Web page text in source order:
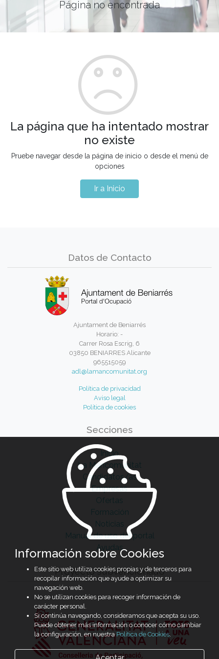
Página no encontrada
La página que ha intentado mostrar
no existe
Pruebe navegar desde la página de inicio o desde el menú de
opciones
Ir a Inicio
Datos de Contacto
Ajuntament de Beniarrés
Horario: -
Carrer Rosa Escrig, 6
03850 BENIARRES Alicante
965515059
adl@lamancomunitat.org
Política de privacidad
Aviso legal
Política de cookies
Secciones
Inicio
La Mancomunitat
Candidatos/as
Empresas
Ofertas
Formación
Noticias
Manual de uso del portal
Ayudas
Proyecto subvencionado
Información sobre Cookies
Este sitio web utiliza cookies propias y de terceros para
recopilar información que ayude a optimizar su
navegación web.
No se utilizan cookies para recoger información de
carácter personal.
Si continúa navegando, consideramos que acepta su uso.
Puede obtener más información o conocer cómo cambiar
la configuración, en nuestra Política de Cookies.